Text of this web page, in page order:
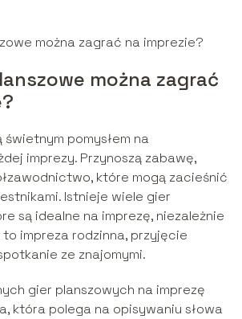
można zagrać na imprezie?
można zagrać
świetnym pomysłem na
imprezy. Przynoszą zabawę,
które mogą zacieśnić
Istnieje wiele gier
są idealne na imprezę, niezależnie
impreza rodzinna, przyjęcie
ze znajomymi.
gier planszowych na imprezę
która polega na opisywaniu słowa